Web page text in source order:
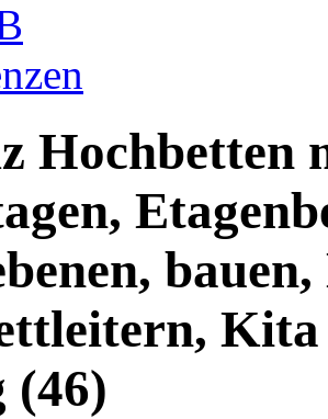
Hochbetten
(46)